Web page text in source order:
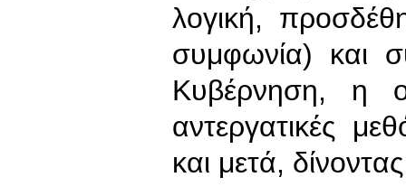
λογική,
συμφωνία) και
Κυβέρνηση, η
αντεργατικές
και μετά,